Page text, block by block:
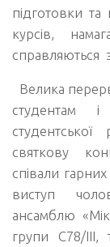
підготовки та
курсів,
справляються
Велика
студентам
святкову
співали
виступ
ансамблю
групи С78/